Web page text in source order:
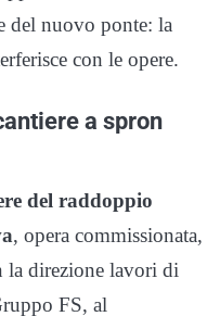
del nuovo ponte: la
con le opere.
a spron
del raddoppio
, opera commissionata,
la direzione lavori di
FS, al